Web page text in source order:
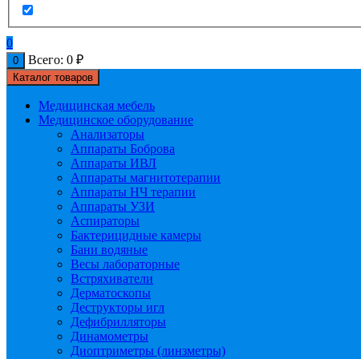
0
0 Всего: 0 ₽
Каталог товаров
Медицинская мебель
Медицинское оборудование
Анализаторы
Аппараты Боброва
Аппараты ИВЛ
Аппараты магнитотерапии
Аппараты НЧ терапии
Аппараты УЗИ
Аспираторы
Бактерицидные камеры
Бани водяные
Весы лабораторные
Встряхиватели
Дерматоскопы
Деструкторы игл
Дефибрилляторы
Динамометры
Диоптриметры (линзметры)